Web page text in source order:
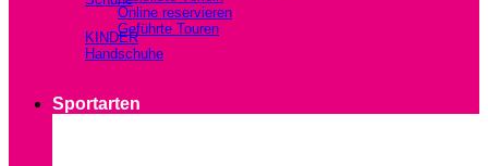
Online reservieren
Geführte Touren
KINDER
Handschuhe
Sportarten